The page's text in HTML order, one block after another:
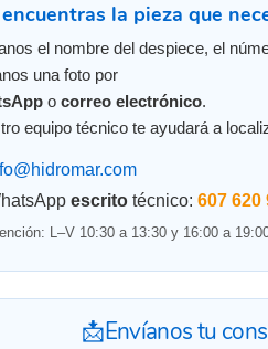
encuentras la pieza que
el nombre del despiece, el
una foto por
o correo electrónico.
equipo técnico te ayudará a
escrito técnico: 607 620
L–V 10:30 a 13:30 y 16:00 a
📩Envíanos tu